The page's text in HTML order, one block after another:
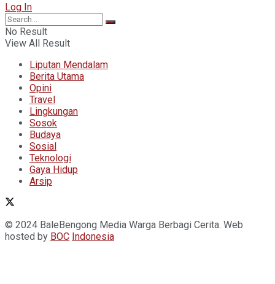
Log In
No Result
View All Result
Liputan Mendalam
Berita Utama
Opini
Travel
Lingkungan
Sosok
Budaya
Sosial
Teknologi
Gaya Hidup
Arsip
© 2024 BaleBengong Media Warga Berbagi Cerita. Web
hosted by BOC Indonesia